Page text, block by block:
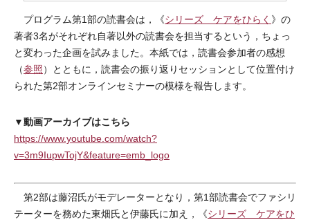
プログラム第1部の読書会は，《シリーズ ケアをひらく 》の
著者3名がそれぞれ自著以外の読書会を担当するという，ちょっ
と変わった企画を試みました。本紙では，読書会参加者の感想
（参照）とともに，読書会の振り返りセッションとして位置付け
られた第2部オンラインセミナーの模様を報告します。
▼動画アーカイブはこちら
https://www.youtube.com/watch?
v=3m9IupwTojY&feature=emb_logo
第2部は藤沼氏がモデレーターとなり，第1部読書会でファシリ
テーターを務めた東畑氏と伊藤氏に加え，《シリーズ ケアをひ